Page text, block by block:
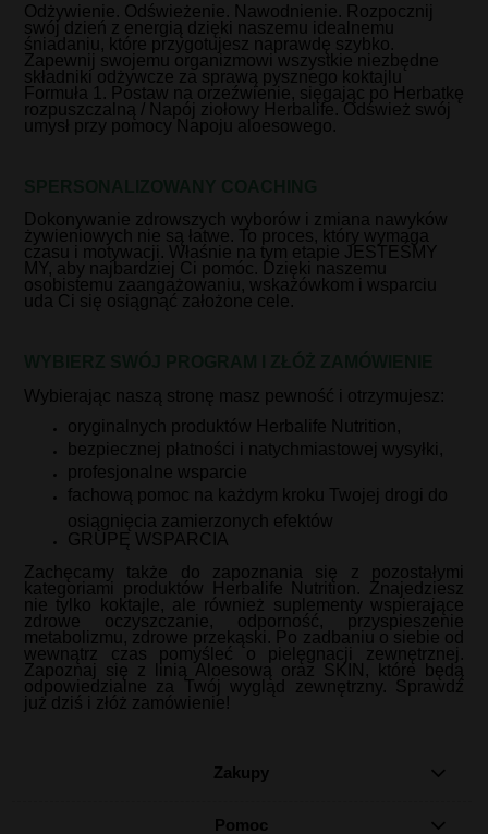
Odżywienie. Odświeżenie. Nawodnienie. Rozpocznij
swój dzień z energią dzięki naszemu idealnemu
śniadaniu, które przygotujesz naprawdę szybko.
Zapewnij swojemu organizmowi wszystkie niezbędne
składniki odżywcze za sprawą pysznego koktajlu
Formuła 1. Postaw na orzeźwienie, sięgając po Herbatkę
rozpuszczalną / Napój ziołowy Herbalife. Odśwież swój
umysł przy pomocy Napoju aloesowego.
Dokonywanie zdrowszych wyborów i zmiana nawyków
żywieniowych nie są łatwe. To proces, który wymaga
czasu i motywacji. Właśnie na tym etapie JESTEŚMY
MY, aby najbardziej Ci pomóc. Dzięki naszemu
osobistemu zaangażowaniu, wskazówkom i wsparciu
uda Ci się osiągnąć założone cele.
Wybierając naszą stronę masz pewność i otrzymujesz:
oryginalnych produktów Herbalife Nutrition,
bezpiecznej płatności i natychmiastowej wysyłki,
profesjonalne wsparcie
fachową pomoc na każdym kroku Twojej drogi do
osiągnięcia zamierzonych efektów
GRUPĘ WSPARCIA
Zachęcamy także do zapoznania się z pozostałymi
kategoriami produktów Herbalife Nutrition. Znajedziesz
nie tylko koktajle, ale również suplementy wspierające
zdrowe oczyszczanie, odporność, przyspieszenie
metabolizmu, zdrowe przekąski. Po zadbaniu o siebie od
wewnątrz czas pomyśleć o pielęgnacji zewnętrznej.
Zapoznaj się z linią Aloesową oraz SKIN, które będą
odpowiedzialne za Twój wygląd zewnętrzny. Sprawdź
już dziś i złóż zamówienie!
Zakupy
Pomoc